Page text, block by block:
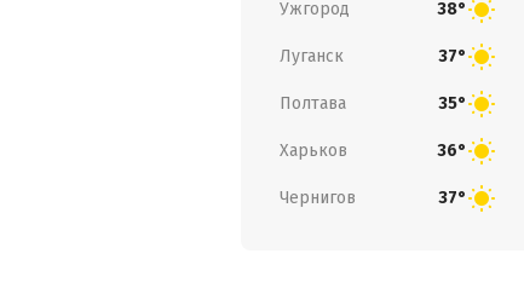
Ужгород 38°
Луганск 37°
Полтава 35°
Харьков 36°
Чернигов 37°